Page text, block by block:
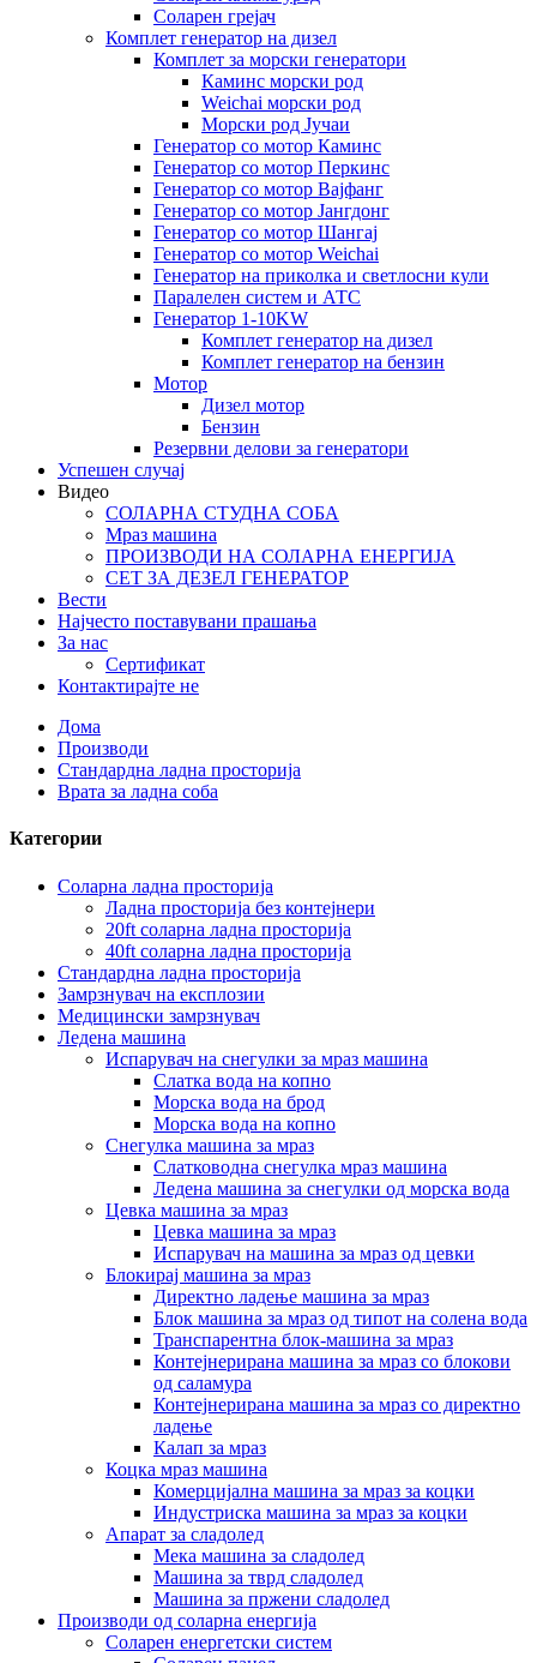
Соларен грејач
Комплет генератор на дизел
Комплет за морски генератори
Каминс морски род
Weichai морски род
Морски род Јучаи
Генератор со мотор Каминс
Генератор со мотор Перкинс
Генератор со мотор Вајфанг
Генератор со мотор Јангдонг
Генератор со мотор Шангај
Генератор со мотор Weichai
Генератор на приколка и светлосни кули
Паралелен систем и АТС
Генератор 1-10KW
Комплет генератор на дизел
Комплет генератор на бензин
Мотор
Дизел мотор
Бензин
Резервни делови за генератори
Успешен случај
Видео
СОЛАРНА СТУДНА СОБА
Мраз машина
ПРОИЗВОДИ НА СОЛАРНА ЕНЕРГИЈА
СЕТ ЗА ДЕЗЕЛ ГЕНЕРАТОР
Вести
Најчесто поставувани прашања
За нас
Сертификат
Контактирајте не
Дома
Производи
Стандардна ладна просторија
Врата за ладна соба
Категории
Соларна ладна просторија
Ладна просторија без контејнери
20ft соларна ладна просторија
40ft соларна ладна просторија
Стандардна ладна просторија
Замрзнувач на експлозии
Медицински замрзнувач
Ледена машина
Испарувач на снегулки за мраз машина
Слатка вода на копно
Морска вода на брод
Морска вода на копно
Снегулка машина за мраз
Слатководна снегулка мраз машина
Ледена машина за снегулки од морска вода
Цевка машина за мраз
Цевка машина за мраз
Испарувач на машина за мраз од цевки
Блокирај машина за мраз
Директно ладење машина за мраз
Блок машина за мраз од типот на солена вода
Транспарентна блок-машина за мраз
Контејнерирана машина за мраз со блокови
од саламура
Контејнерирана машина за мраз со директно
ладење
Калап за мраз
Коцка мраз машина
Комерцијална машина за мраз за коцки
Индустриска машина за мраз за коцки
Апарат за сладолед
Мека машина за сладолед
Машина за тврд сладолед
Машина за пржени сладолед
Производи од соларна енергија
Соларен енергетски систем